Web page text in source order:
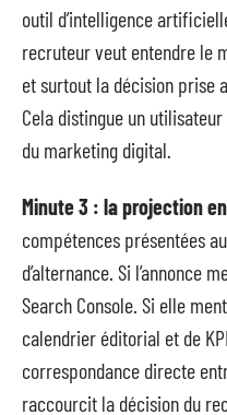
outil d’intelligence
recruteur veut entendre le
et surtout la décision prise
Cela distingue un
du marketing digital.
Minute 3 : la projection
compétences présentées
d’alternance. Si l’annonce
Search Console. Si elle
calendrier éditorial et de
correspondance directe
raccourcit la décision du